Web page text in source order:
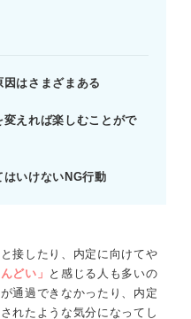
早くもらうコツ
見つけるまで粘り強く
スカウトサイトを活用
り前！ だからこそ発
はさまざまある
えれば楽しむことがで
いけないNG行動
接したり、内定に向けてや
どい」 と感じる人も多いの
通過できなかったり、内定
れたような気分になってし